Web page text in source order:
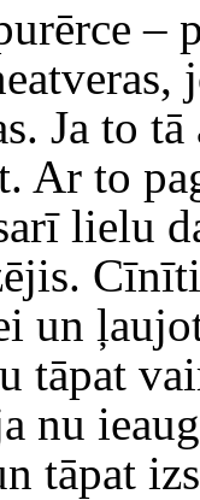
–
Ja to
Ar to
lielu
un
tāpat
nu
tāpat